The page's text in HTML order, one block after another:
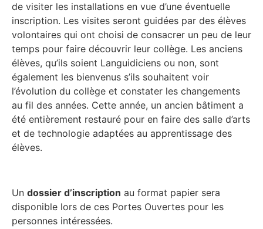
de visiter les installations en vue d’une éventuelle
inscription. Les visites seront guidées par des élèves
volontaires qui ont choisi de consacrer un peu de leur
temps pour faire découvrir leur collège. Les anciens
élèves, qu’ils soient Languidiciens ou non, sont
également les bienvenus s’ils souhaitent voir
l’évolution du collège et constater les changements
au fil des années. Cette année, un ancien bâtiment a
été entièrement restauré pour en faire des salle d’arts
et de technologie adaptées au apprentissage des
élèves.
Un dossier d’inscription au format papier sera
disponible lors de ces Portes Ouvertes pour les
personnes intéressées.